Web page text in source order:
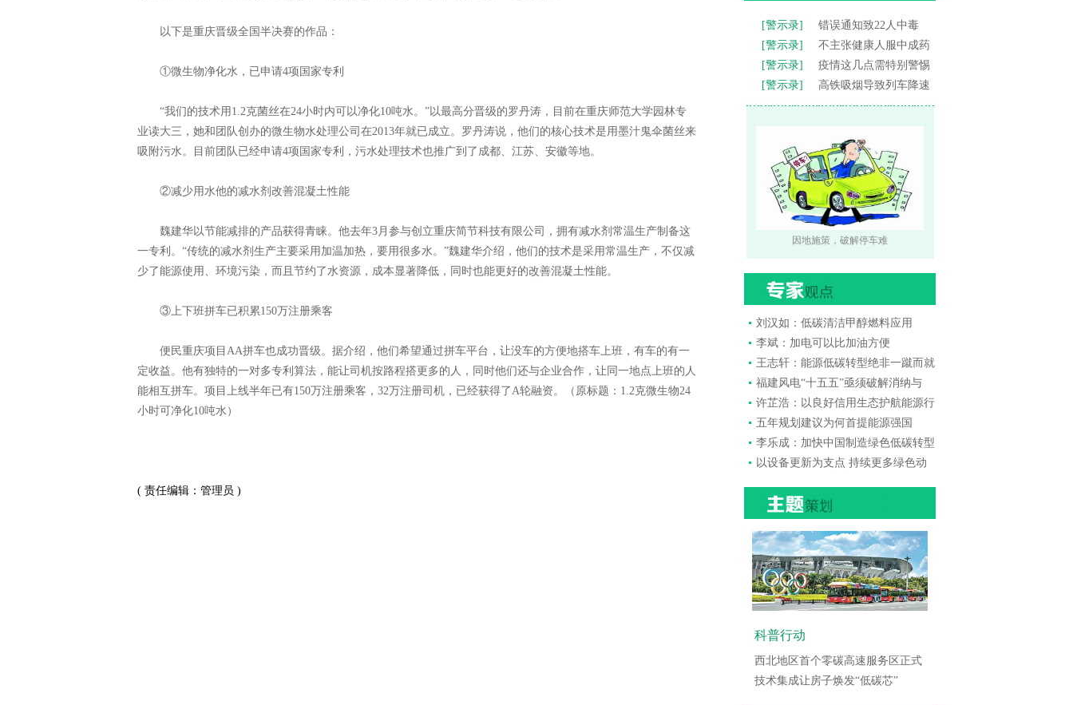
以下是重庆晋级全国半决赛的作品：
①微生物净化水，已申请4项国家专利
“我们的技术用1.2克菌丝在24小时内可以净化10吨水。”以最高分晋级的罗丹涛，目前在重庆师范大学园林专
业读大三，她和团队创办的微生物水处理公司在2013年就已成立。罗丹涛说，他们的核心技术是用墨汁鬼伞菌丝来
吸附污水。目前团队已经申请4项国家专利，污水处理技术也推广到了成都、江苏、安徽等地。
②减少用水他的减水剂改善混凝土性能
魏建华以节能减排的产品获得青睐。他去年3月参与创立重庆简节科技有限公司，拥有减水剂常温生产制备这
一专利。“传统的减水剂生产主要采用加温加热，要用很多水。”魏建华介绍，他们的技术是采用常温生产，不仅减
少了能源使用、环境污染，而且节约了水资源，成本显著降低，同时也能更好的改善混凝土性能。
③上下班拼车已积累150万注册乘客
便民重庆项目AA拼车也成功晋级。据介绍，他们希望通过拼车平台，让没车的方便地搭车上班，有车的有一
定收益。他有独特的一对多专利算法，能让司机按路程搭更多的人，同时他们还与企业合作，让同一地点上班的人
能相互拼车。项目上线半年已有150万注册乘客，32万注册司机，已经获得了A轮融资。（原标题：1.2克微生物24
小时可净化10吨水）
( 责任编辑：管理员 )
[警示录]
错误通知致22人中毒
[警示录]
不主张健康人服中成药
[警示录]
疫情这几点需特别警惕
[警示录]
高铁吸烟导致列车降速
因地施策，破解停车难
刘汉如：低碳清洁甲醇燃料应用
李斌：加电可以比加油方便
王志轩：能源低碳转型绝非一蹴而就
福建风电“十五五”亟须破解消纳与
许芷浩：以良好信用生态护航能源行
五年规划建议为何首提能源强国
李乐成：加快中国制造绿色低碳转型
以设备更新为支点 持续更多绿色动
科普行动
西北地区首个零碳高速服务区正式
技术集成让房子焕发“低碳芯”